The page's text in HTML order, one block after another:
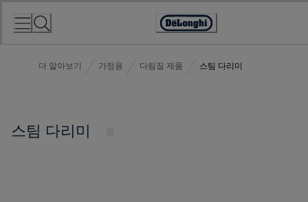
Accessibility
더 알아보기 가정용 다림질 제품 스팀 다리미
스팀 다리미